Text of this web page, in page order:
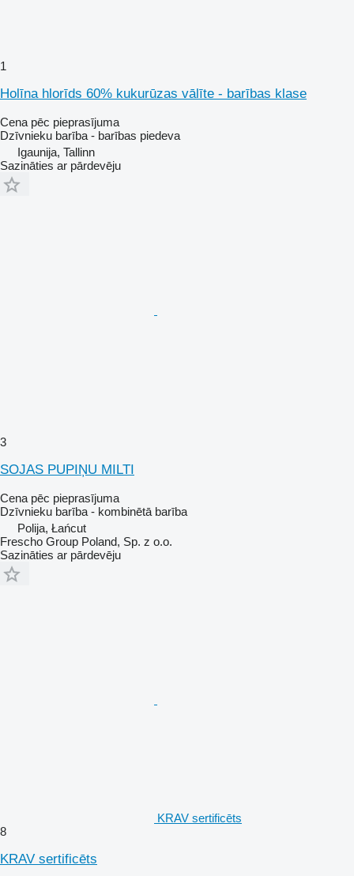
1
Holīna hlorīds 60% kukurūzas vālīte - barības klase
Cena pēc pieprasījuma
Dzīvnieku barība - barības piedeva
Igaunija, Tallinn
Sazināties ar pārdevēju
3
SOJAS PUPIŅU MILTI
Cena pēc pieprasījuma
Dzīvnieku barība - kombinētā barība
Polija, Łańcut
Frescho Group Poland, Sp. z o.o.
Sazināties ar pārdevēju
KRAV sertificēts
8
KRAV sertificēts